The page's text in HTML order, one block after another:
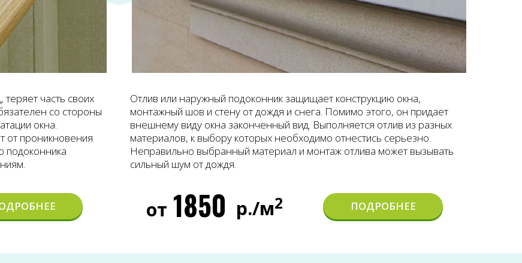
часть своих
со стороны
окна.
от проникновения
подоконника
1850 р./м2
от
Отлив или наружный подоконник защищает конструкцию окна,
монтажный шов и стену от дождя и снега. Помимо этого, он придает
внешнему виду окна законченный вид. Выполняется отлив из разных
материалов, к выбору которых необходимо отнестись серьезно.
Неправильно выбранный материал и монтаж отлива может вызывать
сильный шум от дождя.
ПОДРОБНЕЕ